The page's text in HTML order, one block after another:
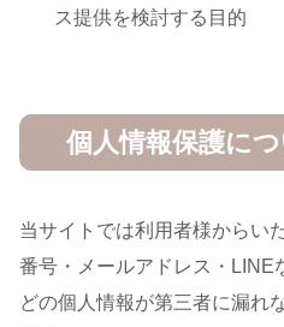
ス提供を検討する目的
個人情報保護に
当サイトでは利用者様からい
番号・メールアドレス・LINE
どの個人情報が第三者に漏れ